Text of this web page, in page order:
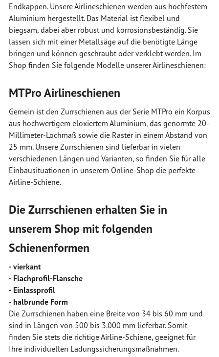
Endkappen. Unsere Airlineschienen werden aus hochfestem
Aluminium hergestellt. Das Material ist flexibel und
biegsam, dabei aber robust und korrosionsbeständig. Sie
lassen sich mit einer Metallsäge auf die benötigte Länge
bringen und können geschraubt oder verklebt werden. Im
Shop finden Sie folgende Modelle unserer Airlineschienen:
MTPro Airlineschienen
Gemein ist den Zurrschienen aus der Serie MTPro ein Korpus
aus hochwertigem eloxiertem Aluminium, das genormte 20-
Millimeter-Lochmaß sowie die Raster in einem Abstand von
25 mm. Unsere Zurrschienen sind lieferbar in vielen
verschiedenen Längen und Varianten, so finden Sie für alle
Einbausituationen in unserem Online-Shop die perfekte
Airline-Schiene.
Die Zurrschienen erhalten Sie in
unserem Shop mit folgenden
Schienenformen
- vierkant
- Flachprofil-Flansche
- Einlassprofil
- halbrunde Form
Die Zurrschienen haben eine Breite von 34 bis 60 mm und
sind in Längen von 500 bis 3.000 mm lieferbar. Somit
finden Sie stets die richtige Airline-Schiene, geeignet für
Ihre individuellen Ladungssicherungsmaßnahmen.